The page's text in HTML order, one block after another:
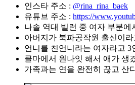
인스타 주소 : @rina_rina_baek
유튜브 주소 : https://
나솔 역대 빌런 중 여자 부분에
아버지가 북파공작원 출신이
언니를 친언니라는 여자라고
클마에서 원나잇 해서 애가 생
가족과는 연을 완전히 끊고 산